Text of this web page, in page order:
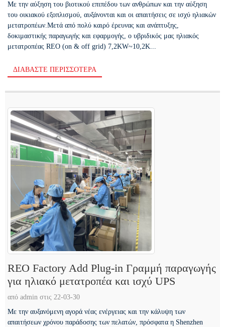
Με την αύξηση του βιοτικού επιπέδου των ανθρώπων και την αύξηση
του οικιακού εξοπλισμού, αυξάνονται και οι απαιτήσεις σε ισχύ ηλιακών
μετατροπέων.Μετά από πολύ καιρό έρευνας και ανάπτυξης,
δοκιμαστικής παραγωγής και εφαρμογής, ο υβριδικός μας ηλιακός
μετατροπέας REO (on & off grid) 7,2KW~10,2K...
ΔΙΑΒΆΣΤΕ ΠΕΡΙΣΣΌΤΕΡΑ
REO Factory Add Plug-in Γραμμή παραγωγής
για ηλιακό μετατροπέα και ισχύ UPS
από admin στις 22-03-30
Με την αυξανόμενη αγορά νέας ενέργειας και την κάλυψη των
απαιτήσεων χρόνου παράδοσης των πελατών, πρόσφατα η Shenzhen